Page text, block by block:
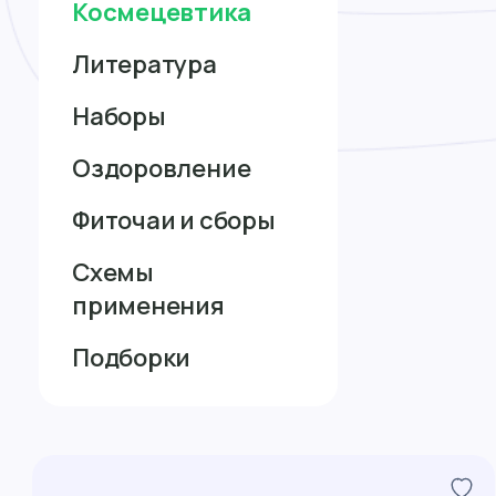
Космецевтика
Литература
Наборы
Оздоровление
Фиточаи и сборы
Схемы
применения
Подборки